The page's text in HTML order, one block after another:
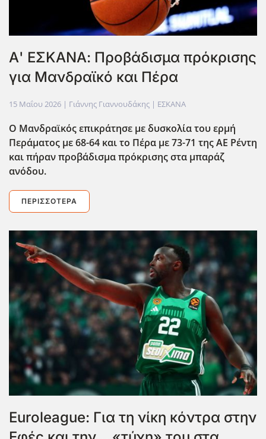
Α' ΕΣΚΑΝΑ: Προβάδισμα πρόκρισης
για Μανδραϊκό και Πέρα
15 Μαΐου 2026 | Γιάννης Γιαννουδάκης | ΕΣΚΑΝΑ
Ο Μανδραϊκός επικράτησε με δυσκολία του ερμή
Περάματος με 68-64 και το Πέρα με 73-71 της ΑΕ Ρέντη
και πήραν προβάδισμα πρόκρισης στα μπαράζ
ανόδου.
ΠΕΡΙΣΣΌΤΕΡΑ
Euroleague: Για τη νίκη κόντρα στην